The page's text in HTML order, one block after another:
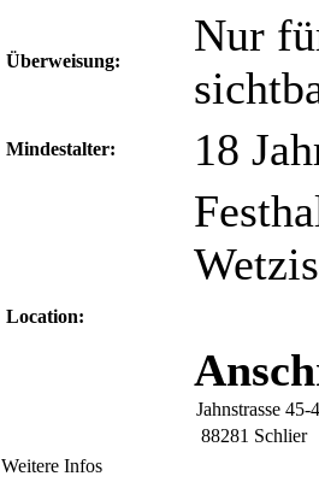
Überweisung:
Nur
Mindestalter: 18
Location:
Jahnstrasse 45-
88281 Schlier
Weitere Infos